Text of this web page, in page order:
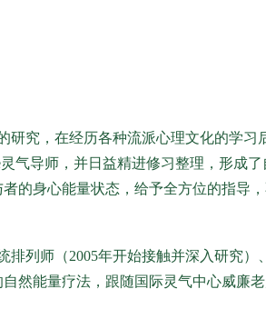
研究，在经历各种流派心理文化的学
气导师，并日益精进修习整理，形成
的身心能量状态，给予全方位的指导
排列师（2005年开始接触并深入研究
然能量疗法，跟随国际灵气中心威廉